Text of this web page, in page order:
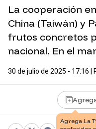
La cooperación
China (Taiwán) y
frutos concretos
nacional. En el
30 de julio de 2025 - 17:16 |